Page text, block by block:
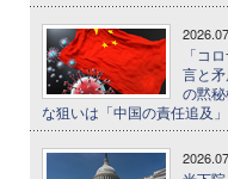
「コ
言と
の黙
な狙いは「中国の責任追及